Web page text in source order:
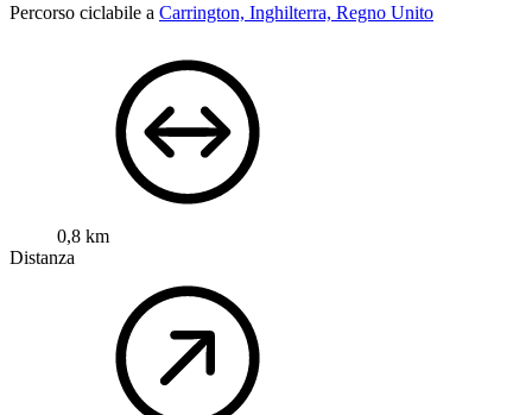
Percorso ciclabile a Carrington, Inghilterra, Regno Unito
0,8 km
Distanza